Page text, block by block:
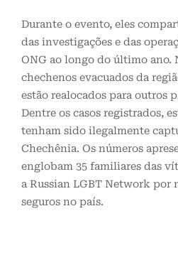
Durante o evento, eles
das investigações e das
ONG ao longo do último ano.
chechenos evacuados da
estão realocados para outros
Dentre os casos registrados,
tenham sido ilegalmente
Chechênia. Os números
englobam 35 familiares das
a Russian LGBT Network por
seguros no país.